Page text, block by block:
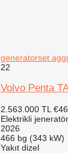
generatorset
22
Volvo Penta
2.563.000 TL
Elektrikli
2026
466 bg (343 kW)
Yakıt dizel